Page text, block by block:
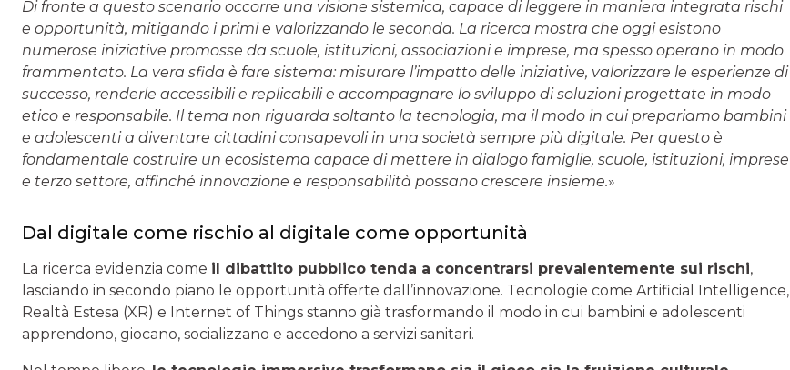
Di fronte a questo scenario occorre una visione sistemica, capace di leggere in maniera integrata rischi
e opportunità, mitigando i primi e valorizzando le seconda. La ricerca mostra che oggi esistono
numerose iniziative promosse da scuole, istituzioni, associazioni e imprese, ma spesso operano in modo
frammentato. La vera sfida è fare sistema: misurare l’impatto delle iniziative, valorizzare le esperienze di
successo, renderle accessibili e replicabili e accompagnare lo sviluppo di soluzioni progettate in modo
etico e responsabile. Il tema non riguarda soltanto la tecnologia, ma il modo in cui prepariamo bambini
e adolescenti a diventare cittadini consapevoli in una società sempre più digitale. Per questo è
fondamentale costruire un ecosistema capace di mettere in dialogo famiglie, scuole, istituzioni, imprese
e terzo settore, affinché innovazione e responsabilità possano crescere insieme.»
Dal digitale come rischio al digitale come opportunità
La ricerca evidenzia come il dibattito pubblico tenda a concentrarsi prevalentemente sui rischi,
lasciando in secondo piano le opportunità offerte dall’innovazione. Tecnologie come Artificial Intelligence,
Realtà Estesa (XR) e Internet of Things stanno già trasformando il modo in cui bambini e adolescenti
apprendono, giocano, socializzano e accedono a servizi sanitari.